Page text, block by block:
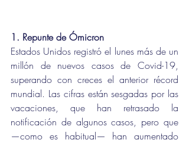
1. Repunte de Ómicron
Estados Unidos registró el lunes más de un
millón de nuevos casos de Covid-19,
superando con creces el anterior récord
mundial. Las cifras están sesgadas por las
vacaciones, que han retrasado la
notificación de algunos casos, pero que
—como es habitual— han aumentado